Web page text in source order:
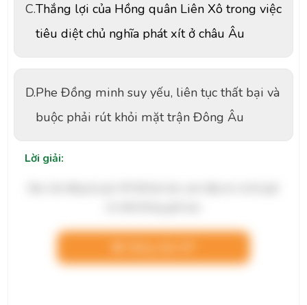
C.Thắng lợi của Hồng quân Liên Xô trong việc
tiêu diệt chủ nghĩa phát xít ở châu Âu
D.Phe Đồng minh suy yếu, liên tục thất bại và
buộc phải rút khỏi mặt trận Đông Âu
Lời giải: